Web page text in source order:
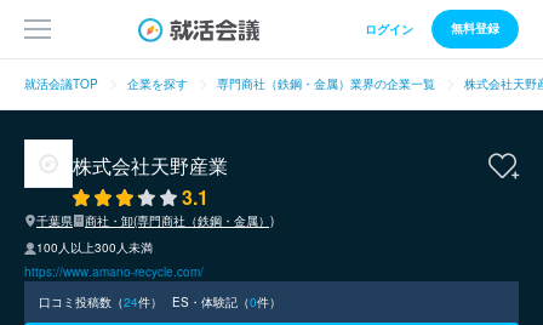
ログイン 無料登録
就活会議TOP 企業を探す 専門商社（鉄鋼・金属）業界の企業一覧 株式会社天野
株式会社天野産業
3.1
千葉県
商社・卸(専門商社（鉄鋼・金属）)
100人以上300人未満
https://www.amano-recycle.com/
口コミ投稿数（24件） ES・体験記（0件）